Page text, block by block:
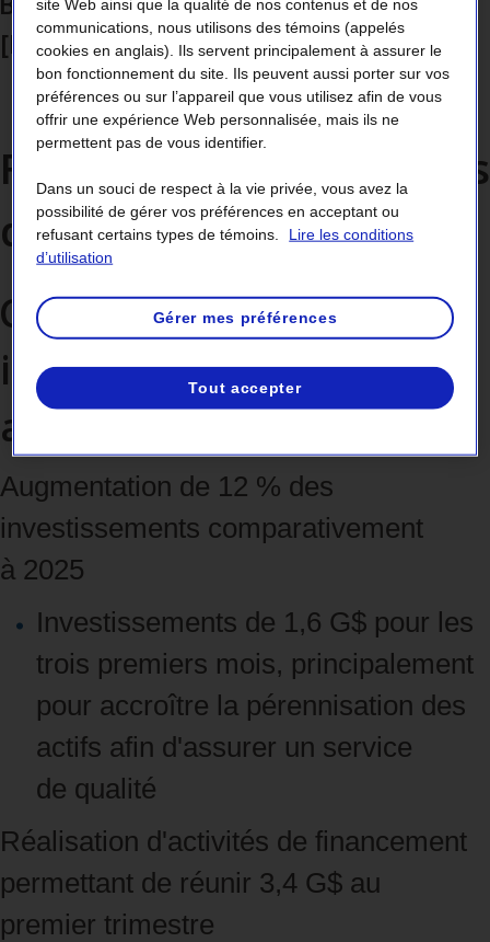
[PDF 570kokilo-octet]
Voir le bulletin
Faits saillants financiers
des trois premiers mois
Croissance soutenue des
investissements et des
activités de financement
Augmentation de 12 % des
investissements comparativement
à 2025
Investissements de 1,6 G$ pour les
trois premiers mois, principalement
pour accroître la pérennisation des
actifs afin d'assurer un service
de qualité
Réalisation d'activités de financement
permettant de réunir 3,4 G$ au
premier trimestre
site Web ainsi que la qualité de nos contenus et de nos
communications, nous utilisons des témoins (appelés
cookies en anglais). Ils servent principalement à assurer le
bon fonctionnement du site. Ils peuvent aussi porter sur vos
préférences ou sur l’appareil que vous utilisez afin de vous
offrir une expérience Web personnalisée, mais ils ne
permettent pas de vous identifier.
Dans un souci de respect à la vie privée, vous avez la
possibilité de gérer vos préférences en acceptant ou
refusant certains types de témoins.
Lire les conditions
d’utilisation
Gérer mes préférences
Tout accepter